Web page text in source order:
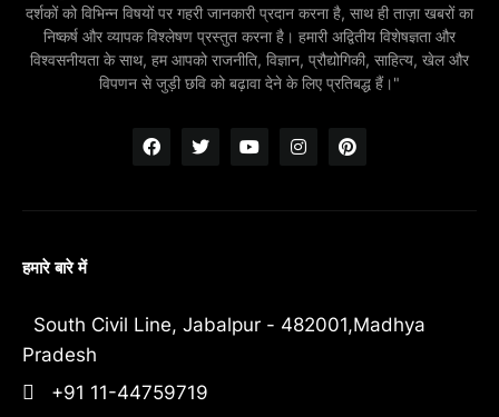
दर्शकों को विभिन्न विषयों पर गहरी जानकारी प्रदान करना है, साथ ही ताज़ा खबरों का
निष्कर्ष और व्यापक विश्लेषण प्रस्तुत करना है। हमारी अद्वितीय विशेषज्ञता और
विश्वसनीयता के साथ, हम आपको राजनीति, विज्ञान, प्रौद्योगिकी, साहित्य, खेल और
विपणन से जुड़ी छवि को बढ़ावा देने के लिए प्रतिबद्ध हैं।"
हमारे बारे में
South Civil Line, Jabalpur - 482001,Madhya
Pradesh
+91 11-44759719